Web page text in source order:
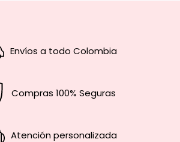
Envíos a todo Colombia
Compras 100% Seguras
Atención personalizada